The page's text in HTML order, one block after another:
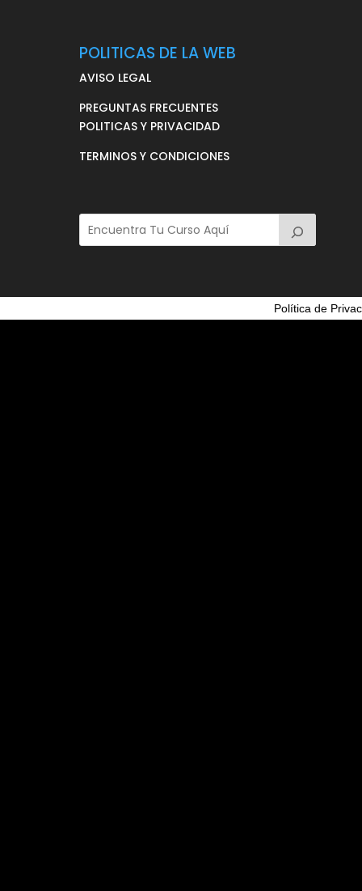
POLITICAS DE LA WEB
AVISO LEGAL
PREGUNTAS FRECUENTES
POLITICAS Y PRIVACIDAD
TERMINOS Y CONDICIONES
Política de